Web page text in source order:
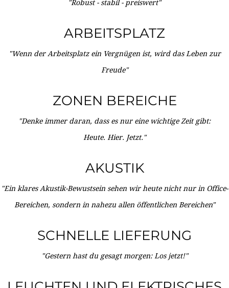
"Robust - stabil - preiswert"
ARBEITSPLATZ
"Wenn der Arbeitsplatz ein Vergnügen ist, wird das Leben zur
Freude"
ZONEN BEREICHE
"Denke immer daran, dass es nur eine wichtige Zeit gibt:
Heute. Hier. Jetzt."
AKUSTIK
"Ein klares Akustik-Bewustsein sehen wir heute nicht nur in Office-
Bereichen, sondern in nahezu allen öffentlichen Bereichen"
SCHNELLE LIEFERUNG
"Gestern hast du gesagt morgen: Los jetzt!"